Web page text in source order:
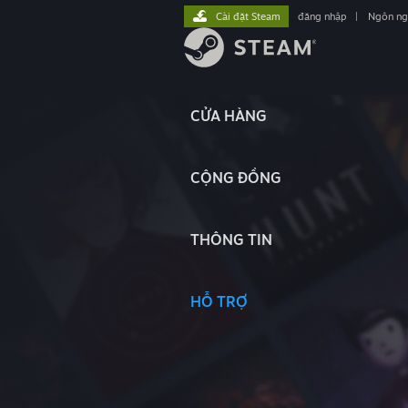
CỬA HÀNG
CỘNG ĐỒNG
THÔNG TIN
HỖ TRỢ
Cài đặt Steam đăng nhập Ngôn